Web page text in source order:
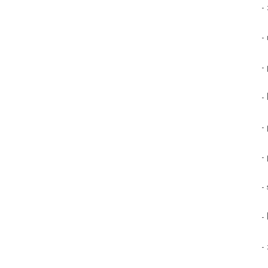
-
-
-
-
-
-
-
-
-